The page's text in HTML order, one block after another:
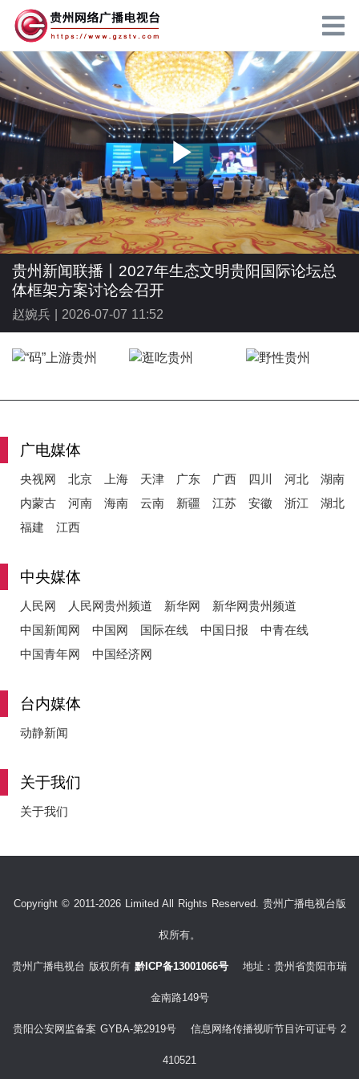
P
l
a
V
贵州新闻联播丨2027年生态文明贵阳国际论坛总
体框架方案讨论会召开
赵婉兵 | 2026-07-07 11:52
广电媒体
央视网 北京 上海 天津 广东 广西 四川 河北
湖南
内蒙古
河南 海南 云南 新疆 江苏 安徽 浙江
湖北
福建
江西
中央媒体
人民网 人民网贵州频道 新华网
新华网贵州频道
中国新闻网
中国网 国际在线 中国日报
中青在线
中国青年网
中国经济网
台内媒体
动静新闻
关于我们
关于我们
Copyright © 2011-2026 Limited All Rights Reserved. 贵州广播电视台版
权所有。
贵州广播电视台 版权所有 黔ICP备13001066号 地址：贵州省贵阳市瑞
金南路149号
贵阳公安网监备案 GYBA-第2919号 信息网络传播视听节目许可证号 2
410521